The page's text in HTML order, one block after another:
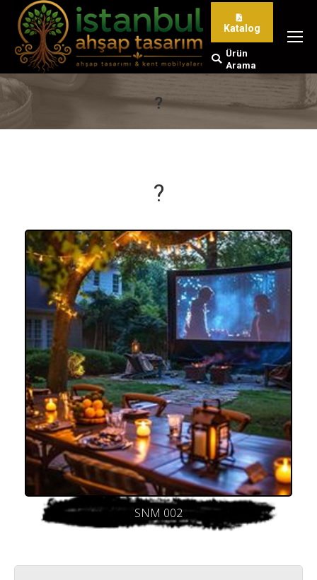
Katalog
Search:
Ürün
Arama
?
?
SNM 002